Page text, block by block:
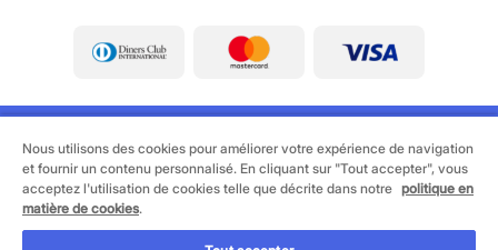
©2026 Cornèrcard - Cornèr Banque SA, Cornèrcard,
Via Canova 16, 6901 Lugano
Nous utilisons des cookies pour améliorer votre expérience de navigation
et fournir un contenu personnalisé. En cliquant sur "Tout accepter", vous
acceptez l'utilisation de cookies telle que décrite dans notre politique en
matière de cookies.